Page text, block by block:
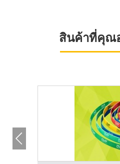
สินค้าที่คุณ